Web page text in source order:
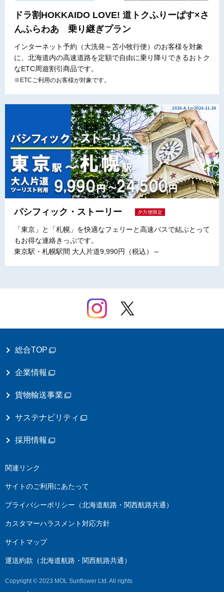
ドラ割HOKKAIDO LOVE! 道トクふりーぱす×さ
んふらわあ 乗り継ぎプラン
インターネット予約（大洗発～苫小牧行便）のお客様を対象
に、北海道内の高速道路を定額で自由に乗り降りできるおトク
なETC周遊割引商品です。
※ETCご利用のお客様が対象です。
パシフィック・ストーリー 夕方便限定
「東京」と「札幌」を快適なフェリーと高速バスで結ぶとって
もお得な連絡きっぷです。
東京駅・札幌駅間 大人片道9,990円（税込）～
総合TOP
企業情報
貨物輸送事業
サステナビリティ
採用情報
関連リンク
サイトのご利用にあたって
プライバシーポリシー（北海道航路・関西航路共通）
カスタマーハラスメント対応方針
サイトマップ
運送約款（北海道航路・関西航路共通）
Copyright © 2023 MOL Sunflower Ltd. All rights